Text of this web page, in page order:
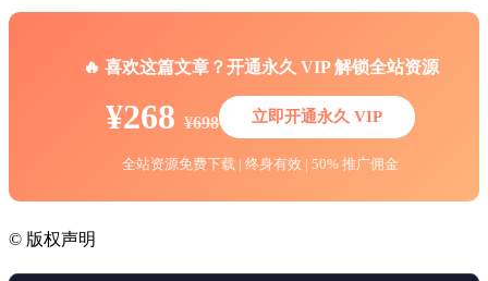
🔥 喜欢这篇文章？开通永久 VIP 解锁全站资源
¥268 ¥698 立即开通永久 VIP
全站资源免费下载 | 终身有效 | 50% 推广佣金
© 版权声明